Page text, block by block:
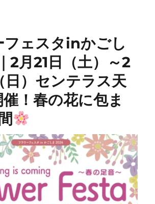
フェスタinかごし
2月21日（土）～2
日）センテラス天
！春の花に包ま